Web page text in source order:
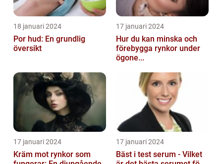
18 januari 2024
Por hud: En grundlig
översikt
17 januari 2024
Hur du kan minska och
förebygga rynkor under
ögone...
17 januari 2024
Kräm mot rynkor som
17 januari 2024
Bäst i test serum - Vilket